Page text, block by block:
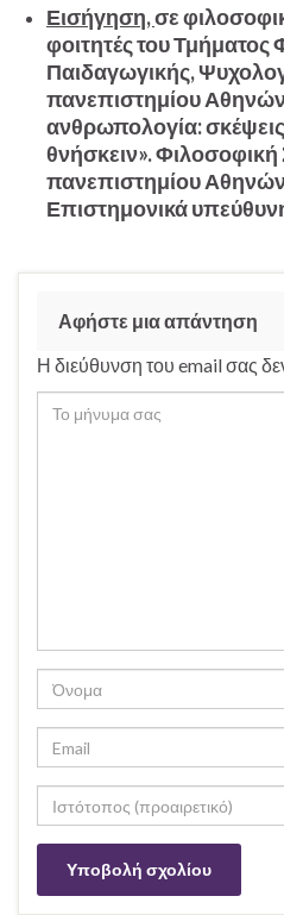
Εισήγηση,σε
φοιτητές του Τμήματος
Παιδαγωγικής,
πανεπιστημίου
ανθρωπολογία: σκέψεις
θνήσκειν». Φιλοσοφική
πανεπιστημίου
Επιστημονικά
Αφήστε μια απάντηση
Η διεύθυνση του email σας